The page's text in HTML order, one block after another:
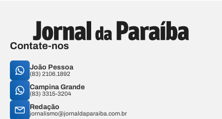
Contate-nos
João Pessoa
(83) 2106.1892
Campina Grande
(83) 3315-3204
Redação
jornalismo@jornaldaparaiba.com.br